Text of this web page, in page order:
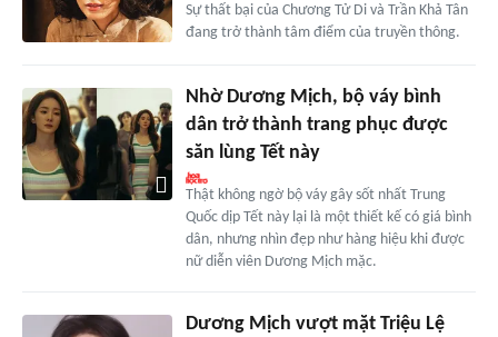
Sự thất bại của Chương Tử Di và Trần Khả Tân
đang trở thành tâm điểm của truyền thông.
Nhờ Dương Mịch, bộ váy bình
dân trở thành trang phục được
săn lùng Tết này
Thật không ngờ bộ váy gây sốt nhất Trung
Quốc dịp Tết này lại là một thiết kế có giá bình
dân, nhưng nhìn đẹp như hàng hiệu khi được
nữ diễn viên Dương Mịch mặc.
Dương Mịch vượt mặt Triệu Lệ